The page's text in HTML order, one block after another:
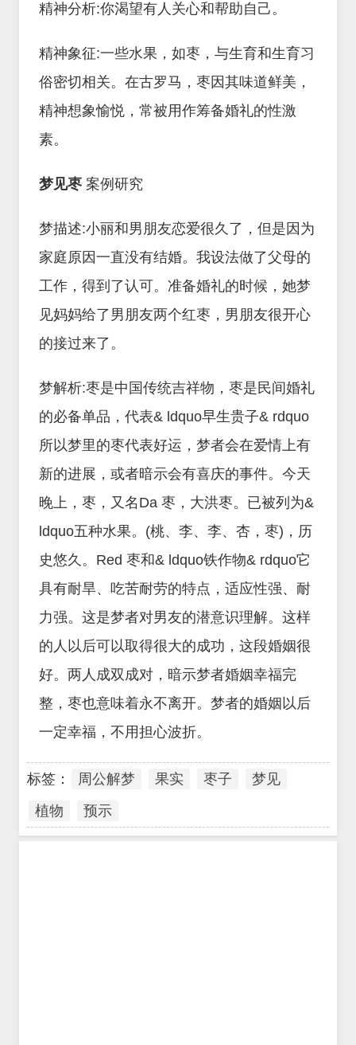
精神分析:你渴望有人关心和帮助自己。
精神象征:一些水果，如枣，与生育和生育习
俗密切相关。在古罗马，枣因其味道鲜美，
精神想象愉悦，常被用作筹备婚礼的性激
素。
梦见枣 案例研究
梦描述:小丽和男朋友恋爱很久了，但是因为
家庭原因一直没有结婚。我设法做了父母的
工作，得到了认可。准备婚礼的时候，她梦
见妈妈给了男朋友两个红枣，男朋友很开心
的接过来了。
梦解析:枣是中国传统吉祥物，枣是民间婚礼
的必备单品，代表& ldquo早生贵子& rdquo
所以梦里的枣代表好运，梦者会在爱情上有
新的进展，或者暗示会有喜庆的事件。今天
晚上，枣，又名Da 枣，大洪枣。已被列为&
ldquo五种水果。(桃、李、李、杏，枣)，历
史悠久。Red 枣和& ldquo铁作物& rdquo它
具有耐旱、吃苦耐劳的特点，适应性强、耐
力强。这是梦者对男友的潜意识理解。这样
的人以后可以取得很大的成功，这段婚姻很
好。两人成双成对，暗示梦者婚姻幸福完
整，枣也意味着永不离开。梦者的婚姻以后
一定幸福，不用担心波折。
标签： 周公解梦 果实 枣子
梦见
植物
预示